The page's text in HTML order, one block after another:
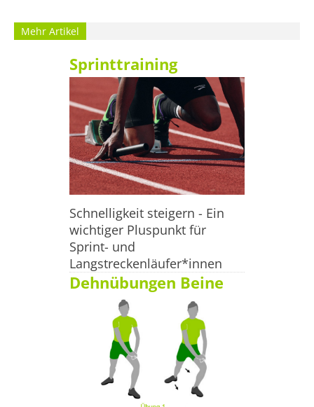
Mehr Artikel
Sprinttraining
Schnelligkeit steigern - Ein
wichtiger Pluspunkt für
Sprint- und
Langstreckenläufer*innen
Dehnübungen Beine